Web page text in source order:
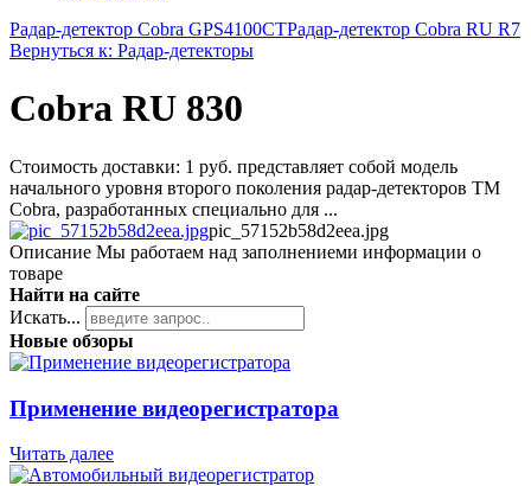
Радар-детектор Cobra GPS4100СТРадар-детектор Cobra RU R7
Вернуться к: Радар-детекторы
Cobra RU 830
Стоимость доставки: 1 руб. представляет собой модель
начального уровня второго поколения радар-детекторов ТМ
Cobra, разработанных специально для ...
pic_57152b58d2eea.jpg
Описание Мы работаем над заполнениеми информации о
товаре
Найти на сайте
Искать...
Новые обзоры
Применение видеорегистратора
Читать далее